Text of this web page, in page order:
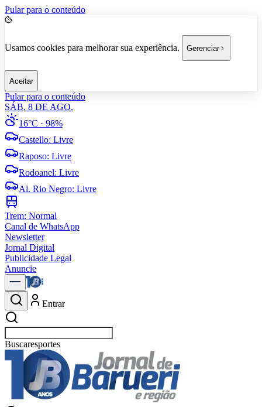
Pular para o conteúdo
Usamos cookies para melhorar sua experiência. Gerenciar
Aceitar
Pular para o conteúdo
SÁB, 8 DE AGO.
16°C · 98%
Castello: Livre
Raposo: Livre
Rodoanel: Livre
Al. Rio Negro: Livre
Trem: Normal
Canal de WhatsApp
Newsletter
Jornal Digital
Publicidade Legal
Anuncie
Entrar
Buscarp